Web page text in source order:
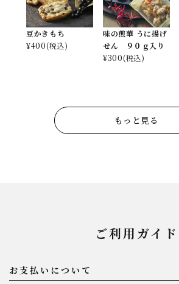
豆かきもち
¥400(税込)
味の煎華 うに揚げ
せん ９０ｇ入り
¥300(税込)
もっと見る
ご利用ガイド
お支払いについて